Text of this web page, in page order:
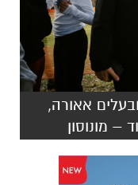
אאורה,
– מונוסון